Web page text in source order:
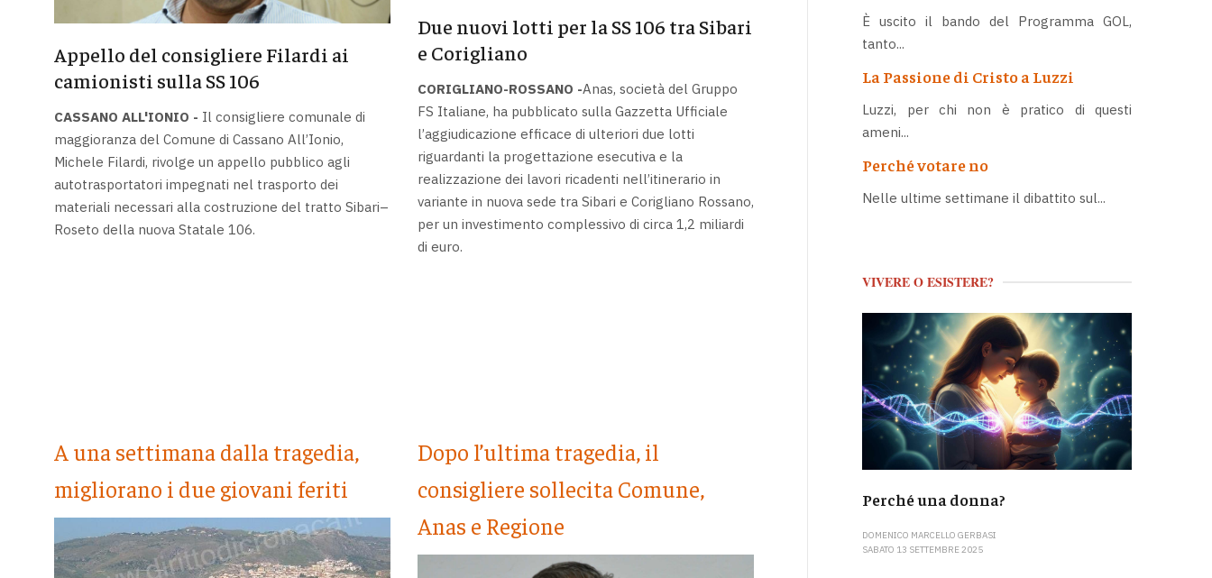
Appello del consigliere Filardi ai
camionisti sulla SS 106
CASSANO ALL'IONIO - Il consigliere comunale di
maggioranza del Comune di Cassano All’Ionio,
Michele Filardi, rivolge un appello pubblico agli
autotrasportatori impegnati nel trasporto dei
materiali necessari alla costruzione del tratto Sibari–
Roseto della nuova Statale 106.
Due nuovi lotti per la SS 106 tra Sibari
e Corigliano
CORIGLIANO-ROSSANO -Anas, società del Gruppo
FS Italiane, ha pubblicato sulla Gazzetta Ufficiale
l’aggiudicazione efficace di ulteriori due lotti
riguardanti la progettazione esecutiva e la
realizzazione dei lavori ricadenti nell’itinerario in
variante in nuova sede tra Sibari e Corigliano Rossano,
per un investimento complessivo di circa 1,2 miliardi
di euro.
A una settimana dalla tragedia,
migliorano i due giovani feriti
Dopo l’ultima tragedia, il
consigliere sollecita Comune,
Anas e Regione
È uscito il bando del Programma GOL,
tanto...
La Passione di Cristo a Luzzi
Luzzi, per chi non è pratico di questi
ameni...
Perché votare no
Nelle ultime settimane il dibattito sul...
VIVERE O ESISTERE?
Perché una donna?
DOMENICO MARCELLO GERBASI
SABATO 13 SETTEMBRE 2025